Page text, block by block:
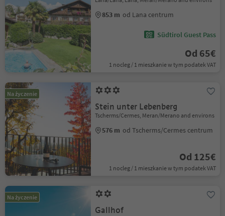
853 m od Lana centrum
Südtirol Guest Pass
Od 65€
1 nocleg / 1 mieszkanie w tym podatek VAT
Na życzenie
Stein unter Lebenberg
Tscherms/Cermes, Meran/Merano and environs
576 m od Tscherms/Cermes centrum
Od 125€
1 nocleg / 1 mieszkanie w tym podatek VAT
Na życzenie
Gallhof